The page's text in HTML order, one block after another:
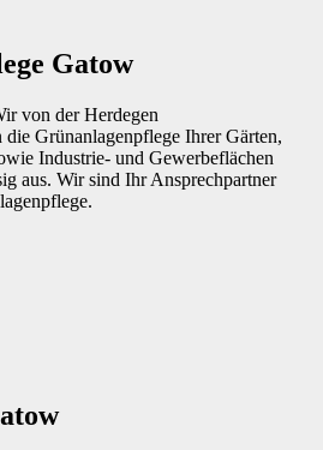
Gatow
von der Herdegen
Grünanlagenpflege Ihrer Gärten,
Industrie- und Gewerbeflächen
aus. Wir sind Ihr Ansprechpartner